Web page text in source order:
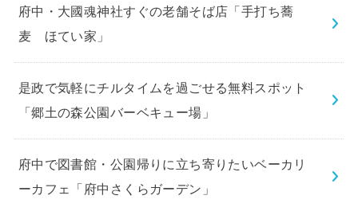
府中・大國魂神社すぐの老舗そば店「手打ち蕎
麦 ほてい家」
是政で気軽にチルタイムを過ごせる無料スポット
「郷土の森公園バーベキュー場」
府中で図書館・公園帰りに立ち寄りたいベーカリ
ーカフェ「府中さくらガーデン」